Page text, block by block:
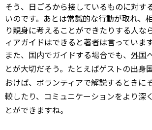
そう、日ごろから接しているものに対す
いのです。あとは常識的な行動が取れ、
り親身に考えることができたりする人な
ィアガイドはできると著者は言っています
また、国内でガイドする場合でも、 外国
とが大切だそう。たとえばゲストの出身
おけば、ボランティアで解説するときに
較したり、コミュニケーションをより深
とができますね。